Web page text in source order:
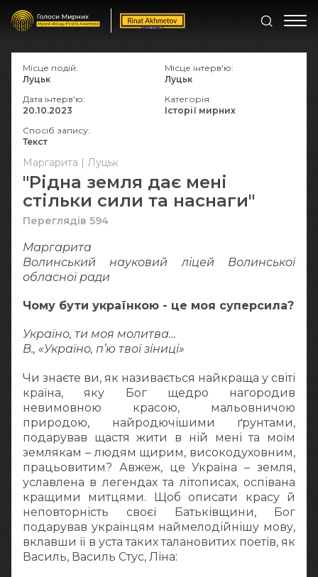
Маргарита | Луцьк
"Рідна земля дає мені
стільки сили та наснаги"
Переглядів 594
Маргарита
Волинський науковий ліцей Волинської
обласної ради
Чому бути українкою - це моя суперсила?
Україно, ти моя молитва…
В., «Україно, п’ю твої зіниці»
Чи знаєте ви, як називається найкраща у світі
країна, яку Бог щедро нагородив
невимовною красою, мальовничою
природою, найродючішими ґрунтами,
подарував щастя жити в ній мені та моїм
землякам – людям щирим, високодуховним,
працьовитим? Авжеж, це Україна – земля,
уславлена в легендах та літописах, оспівана
кращими митцями. Щоб описати красу й
неповторність своєї Батьківщини, Бог
подарував українцям наймелодійнішу мову,
вклавши її в уста таких талановитих поетів, як
Василь, Василь Стус, Ліна:
Місце подій:
Луцьк
Місце інтерв'ю:
Луцьк
Дата інтерв'ю:
20.10.2023
Категорія:
Історії мирних
Спосіб запису:
Текст